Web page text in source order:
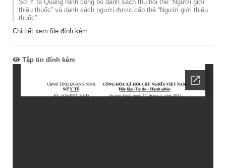
Sở Y tế Quảng Ninh công bố danh sách thu hồi thẻ “Người giới
thiệu thuốc” và danh sách người được cấp thẻ “Người giới thiệu
thuốc”
Chi tiết xem file đính kèm
Tập tin đính kèm